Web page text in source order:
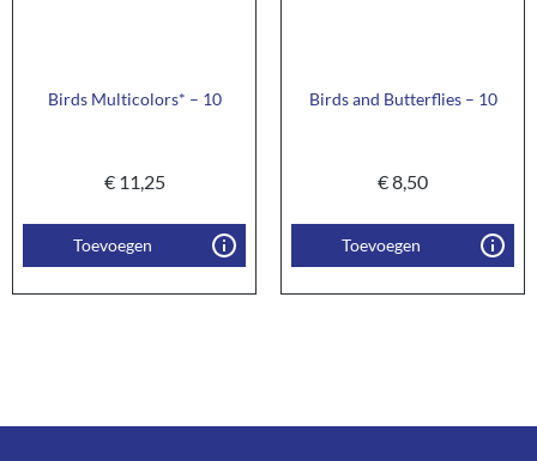
Birds Multicolors* – 10
€11,25
Toevoegen
Birds and Butterflies – 10
€8,50
Toevoegen